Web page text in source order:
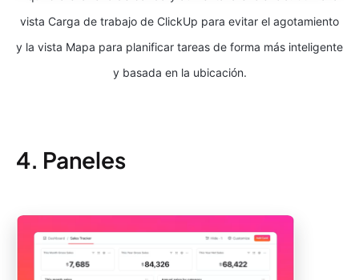
vista Carga de trabajo de ClickUp para evitar el agotamiento
y la vista Mapa para planificar tareas de forma más inteligente
y basada en la ubicación.
4. Paneles